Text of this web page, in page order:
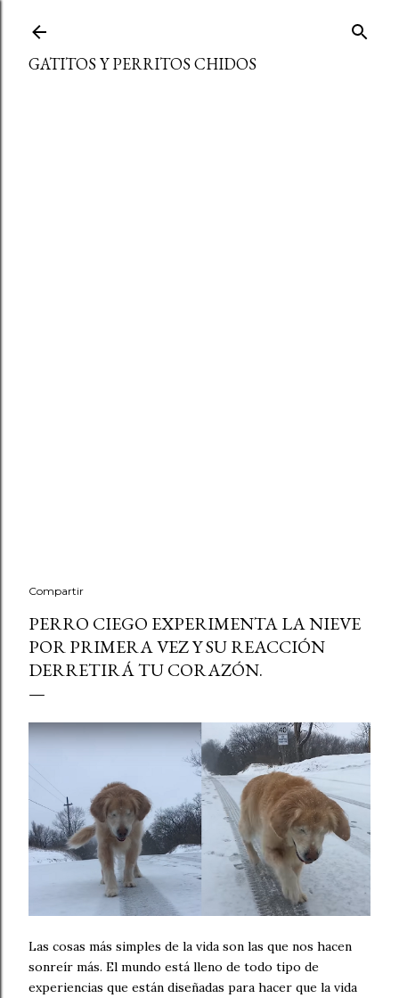
GATITOS Y PERRITOS CHIDOS
Compartir
PERRO CIEGO EXPERIMENTA LA NIEVE
POR PRIMERA VEZ Y SU REACCIÓN
DERRETIRÁ TU CORAZÓN.
Las cosas más simples de la vida son las que nos hacen
sonreír más. El mundo está lleno de todo tipo de
experiencias que están diseñadas para hacer que la vida